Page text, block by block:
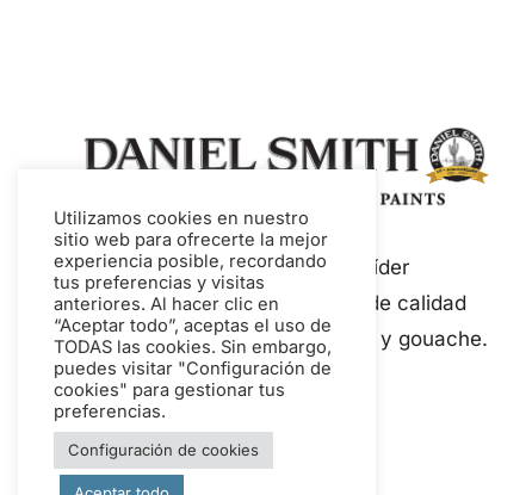
Daniel Smith es un fabricante líder
mundial de pinturas y medios de calidad
artística, incluyendo acuarelas y gouache.
Utilizamos cookies en nuestro
sitio web para ofrecerte la mejor
experiencia posible, recordando
tus preferencias y visitas
anteriores. Al hacer clic en
“Aceptar todo”, aceptas el uso de
TODAS las cookies. Sin embargo,
puedes visitar "Configuración de
cookies" para gestionar tus
preferencias.
Configuración de cookies